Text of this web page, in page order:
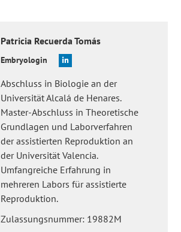
Patricia Recuerda Tomás
Embryologin
Abschluss in Biologie an der
Universität Alcalá de Henares.
Master-Abschluss in Theoretische
Grundlagen und Laborverfahren
der assistierten Reproduktion an
der Universität Valencia.
Umfangreiche Erfahrung in
mehreren Labors für assistierte
Reproduktion.
Zulassungsnummer: 19882M